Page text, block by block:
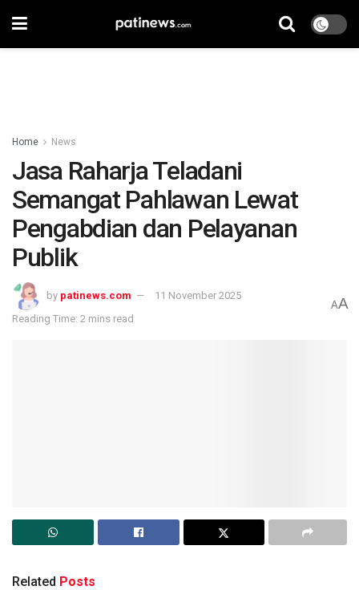
Home News
Jasa Raharja Teladani
Semangat Pahlawan Lewat
Pengabdian dan Pelayanan
Publik
by patinews.com
11 November 2025
Reading Time: 2 mins read
AA
Related Posts